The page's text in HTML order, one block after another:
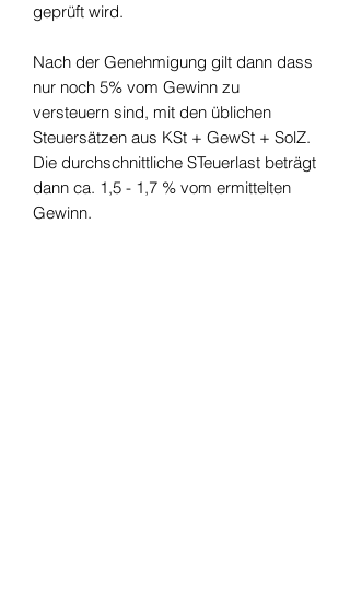
geprüft wird.
Nach der Genehmigung gilt dann dass
nur noch 5% vom Gewinn zu
versteuern sind, mit den üblichen
Steuersätzen aus KSt + GewSt + SolZ.
Die durchschnittliche STeuerlast beträgt
dann ca. 1,5 - 1,7 % vom ermittelten
Gewinn.